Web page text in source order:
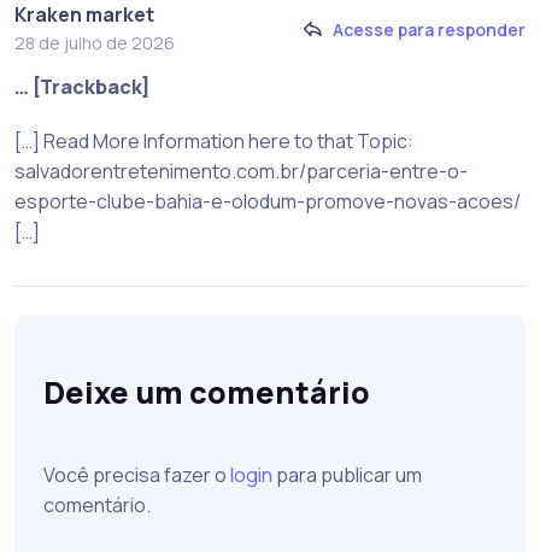
Kraken market
28 de julho de 2026
Acesse para responder
… [Trackback]
[…] Read More Information here to that Topic:
salvadorentretenimento.com.br/parceria-entre-o-
esporte-clube-bahia-e-olodum-promove-novas-acoes/
[…]
Deixe um comentário
Você precisa fazer ologin para publicar um
comentário.